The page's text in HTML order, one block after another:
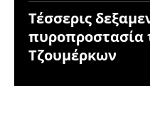
Τέσσερις
πυροπροστασία
Τζουμέρκων